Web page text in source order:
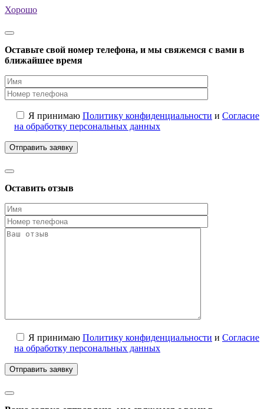
Хорошо
Оставьте свой номер телефона, и мы свяжемся с вами в
ближайшее время
Я принимаю Политику конфиденциальности и Согласие
на обработку персональных данных
Оставить отзыв
Я принимаю Политику конфиденциальности и Согласие
на обработку персональных данных